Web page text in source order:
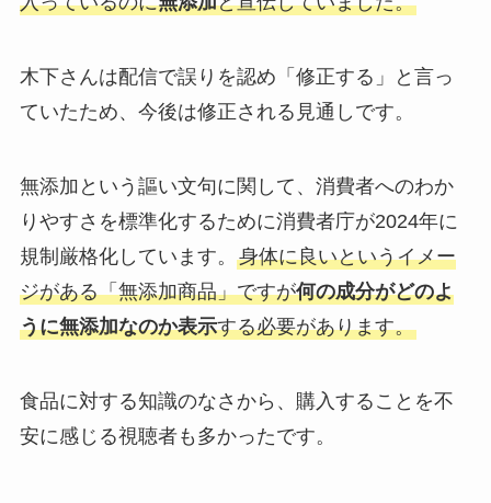
木下さんは配信で誤りを認め「修正する」と言っ
ていたため、今後は修正される見通しです。
無添加という謳い文句に関して、消費者へのわか
りやすさを標準化するために消費者庁が2024年に
規制厳格化しています。 身体に良いというイメー
ジがある「無添加商品」ですが何の成分がどのよ
うに無添加なのか表示する必要があります。
食品に対する知識のなさから、購入することを不
安に感じる視聴者も多かったです。